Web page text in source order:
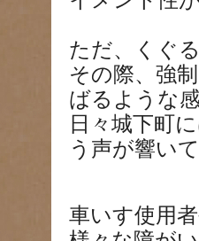
ただ、くぐ
その際、強
ばるような
日々城下町
う声が響い
車いす使用